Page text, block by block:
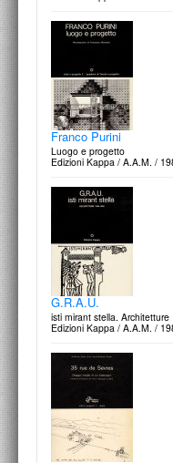
Paolo Portoghesi
Progetti e disegni 1949-1979
Edizioni Centro Di / 1979
Aldo Rossi
Progetti e disegni 1962-1979
Edizioni Centro Di / 1979
Franco Purini
Luogo e progetto
Edizioni Kappa / A.A.M. /
G.R.A.U.
isti mirant stella.
Edizioni Kappa / A.A.M. /